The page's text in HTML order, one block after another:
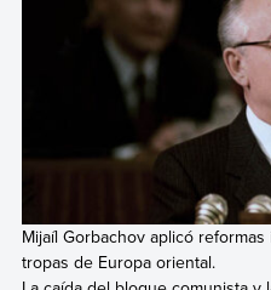
Mijaíl Gorbachov aplicó
tropas de Europa oriental.